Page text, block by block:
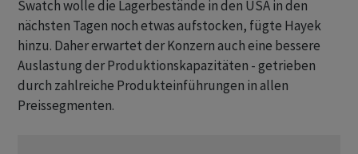
Swatch wolle die Lagerbestände in den USA in den
nächsten Tagen noch etwas aufstocken, fügte Hayek
hinzu. Daher erwartet der Konzern auch eine bessere
Auslastung der Produktionskapazitäten - getrieben
durch zahlreiche Produkteinführungen in allen
Preissegmenten.